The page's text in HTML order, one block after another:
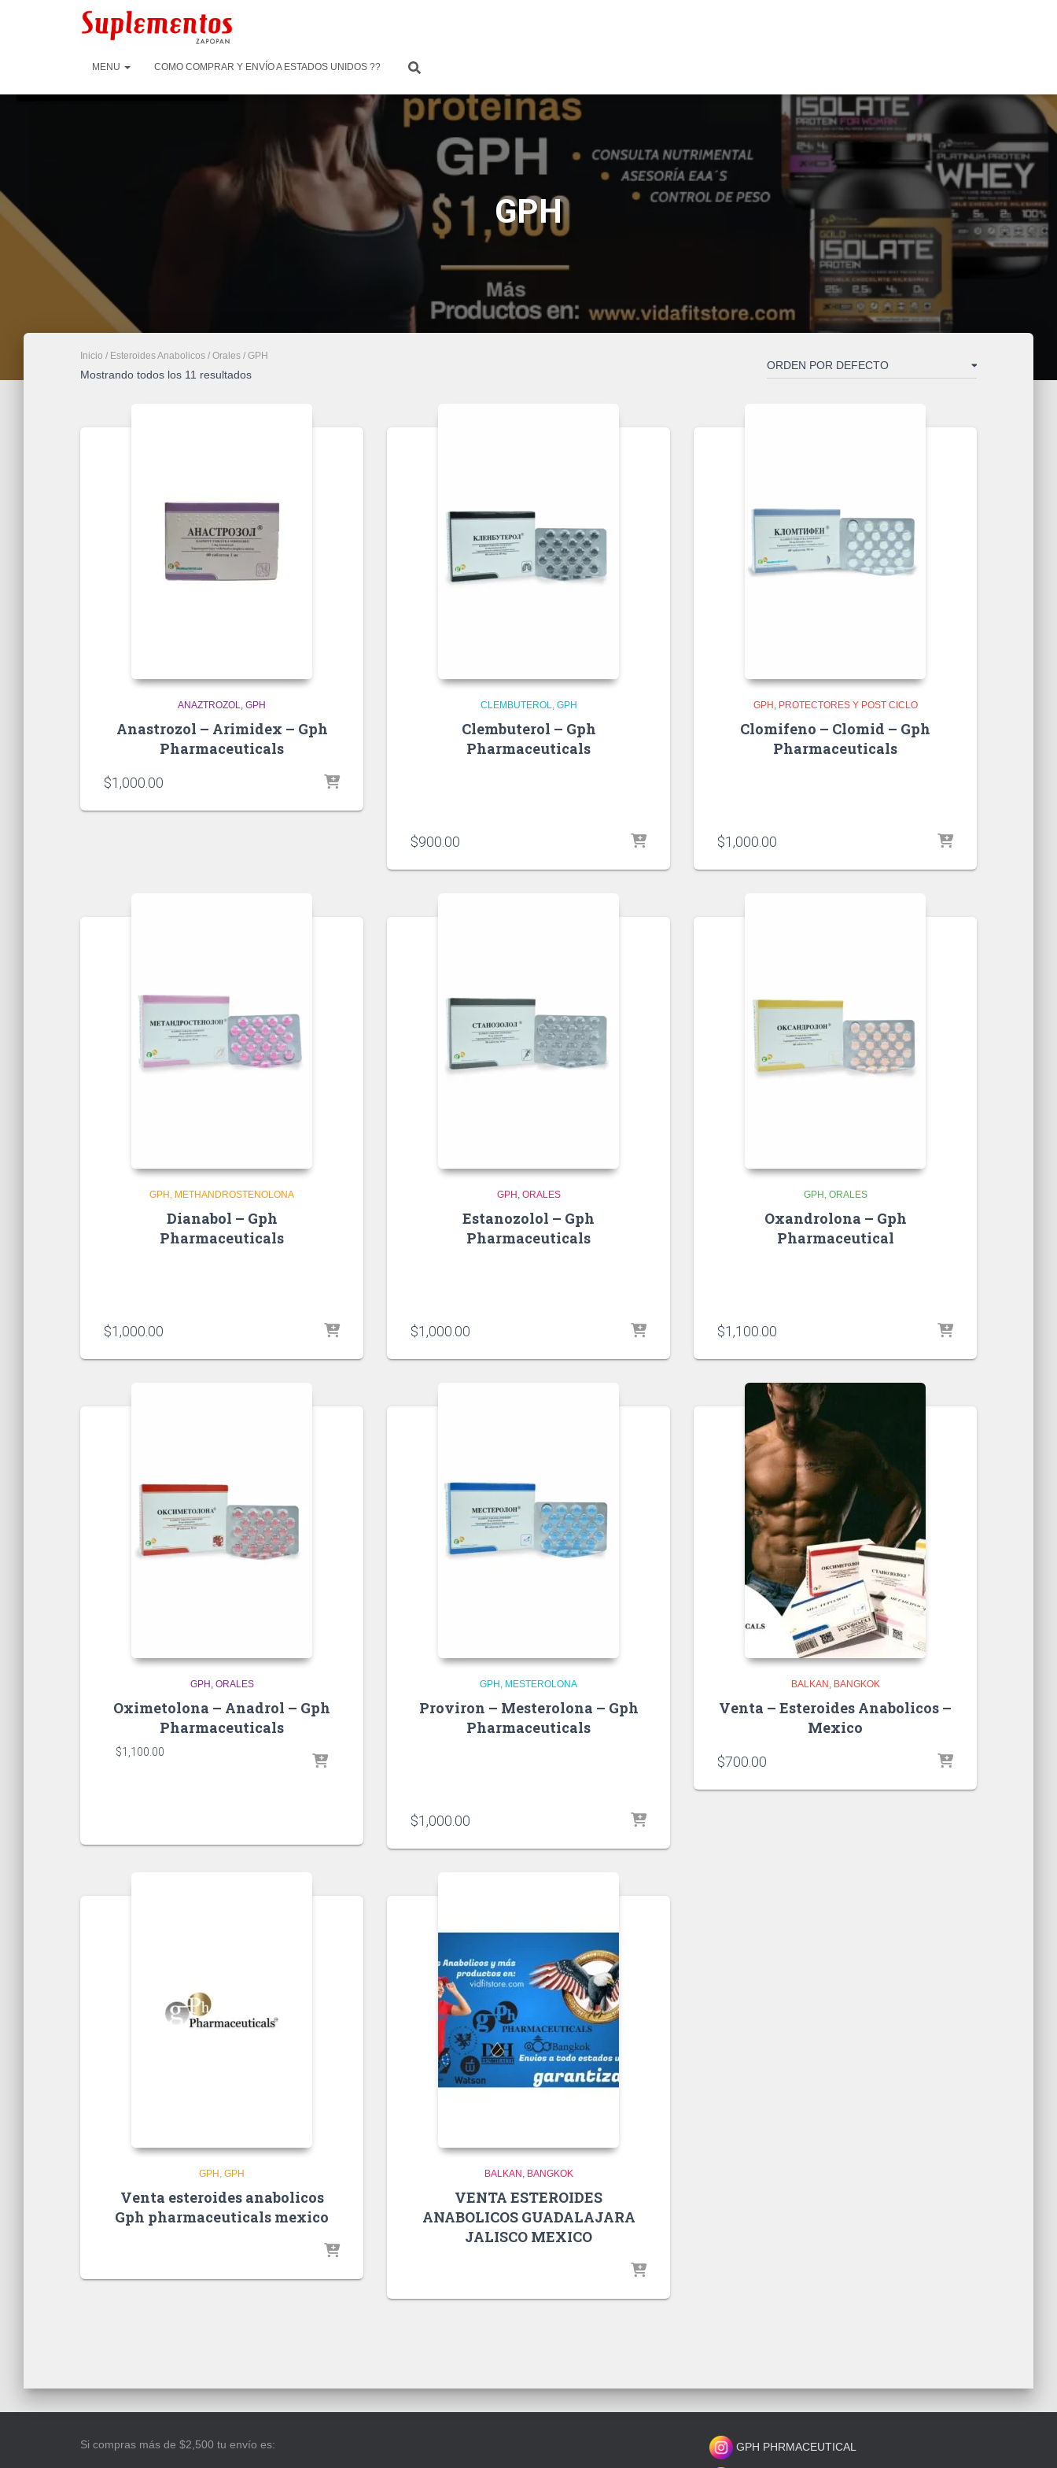
MENU COMO COMPRAR Y ENVÍO A ESTADOS UNIDOS ??
GPH
Inicio / Esteroides Anabolicos / Orales / GPH
Mostrando todos los 11 resultados
ANAZTROZOL GPH
Anastrozol – Arimidex – Gph
Pharmaceuticals
$1,000.00
CLEMBUTEROL GPH
Clembuterol – Gph
Pharmaceuticals
$900.00
GPH PROTECTORES Y POST CICLO
Clomifeno – Clomid – Gph
Pharmaceuticals
$1,000.00
GPH METHANDROSTENOLONA
Dianabol – Gph
Pharmaceuticals
$1,000.00
GPH ORALES
Estanozolol – Gph
Pharmaceuticals
$1,000.00
GPH ORALES
Oxandrolona – Gph
Pharmaceutical
$1,100.00
GPH ORALES
Oximetolona – Anadrol – Gph
Pharmaceuticals
$1,100.00
GPH MESTEROLONA
Proviron – Mesterolona – Gph
Pharmaceuticals
$1,000.00
BALKAN BANGKOK
Venta – Esteroides Anabolicos –
Mexico
$700.00
GPH GPH
Venta esteroides anabolicos
Gph pharmaceuticals mexico
BALKAN BANGKOK
VENTA ESTEROIDES
ANABOLICOS GUADALAJARA
JALISCO MEXICO
Si compras más de $2,500 tu envío es: GPH PHRMACEUTICAL